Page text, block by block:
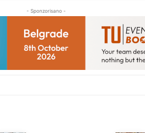
- Sponzorisano -